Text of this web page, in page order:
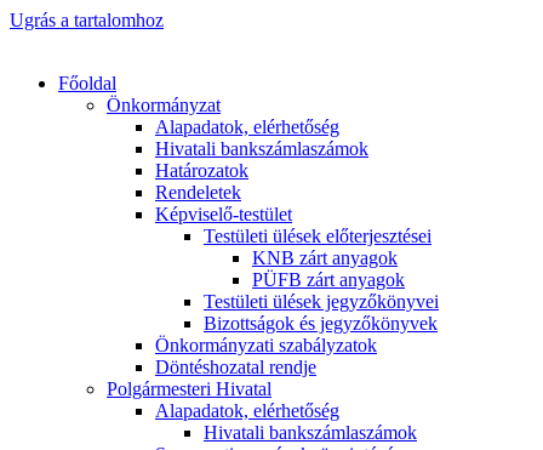
Ugrás a tartalomhoz
Főoldal
Önkormányzat
Alapadatok, elérhetőség
Hivatali bankszámlaszámok
Határozatok
Rendeletek
Képviselő-testület
Testületi ülések előterjesztései
KNB zárt anyagok
PÜFB zárt anyagok
Testületi ülések jegyzőkönyvei
Bizottságok és jegyzőkönyvek
Önkormányzati szabályzatok
Döntéshozatal rendje
Polgármesteri Hivatal
Alapadatok, elérhetőség
Hivatali bankszámlaszámok